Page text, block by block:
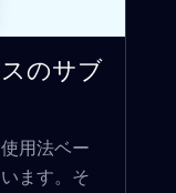
のサブ
用法ベー
ます。そ